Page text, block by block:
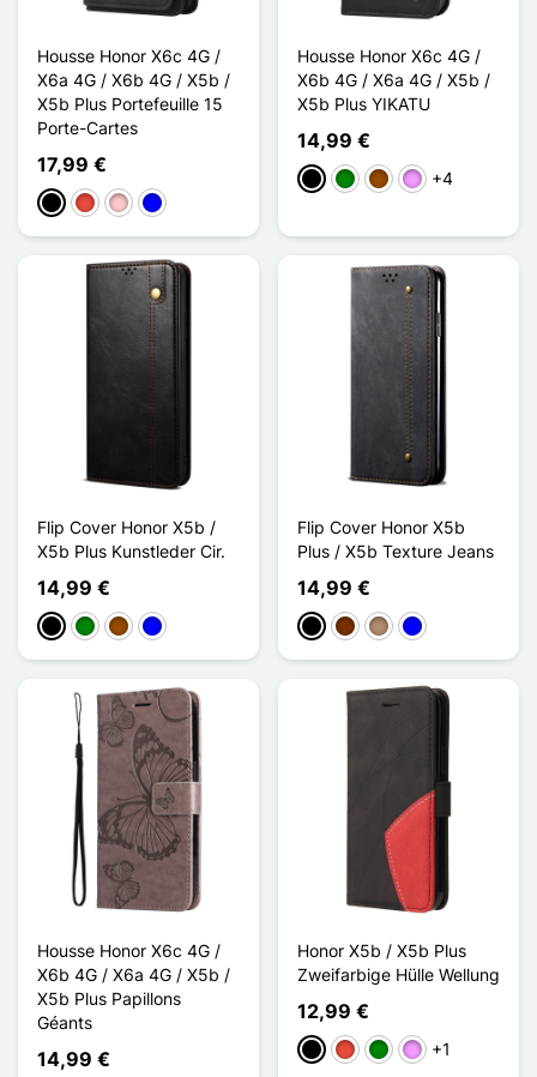
Housse Honor X6c 4G /
X6a 4G / X6b 4G / X5b /
X5b Plus Portefeuille 15
Porte-Cartes
17,99 €
Schwarz
Rot PinkBlau
Housse Honor X6c 4G /
X6b 4G / X6a 4G / X5b /
X5b Plus YIKATU
14,99 €
Schwarz
GrünBraunHellviolett
+4
Flip Cover Honor X5b /
X5b Plus Kunstleder Cir.
14,99 €
Schwarz
GrünBraunBlau
Flip Cover Honor X5b
Plus / X5b Texture Jeans
14,99 €
Schwarz
KaffeeTaupeBlau
Housse Honor X6c 4G /
X6b 4G / X6a 4G / X5b /
X5b Plus Papillons
Géants
14,99 €
Honor X5b / X5b Plus
Zweifarbige Hülle Wellung
12,99 €
Schwarz
Rot GrünHellviolett
+1